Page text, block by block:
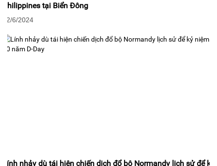
Philippines tại Biển Đông
12/6/2024
Lính nhảy dù tái hiện chiến dịch đổ bộ Normandy lịch sử để kỷ